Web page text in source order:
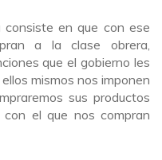
en que con ese
a la clase obrera,
que el gobierno les
mismos nos imponen
sus productos
el que nos compran